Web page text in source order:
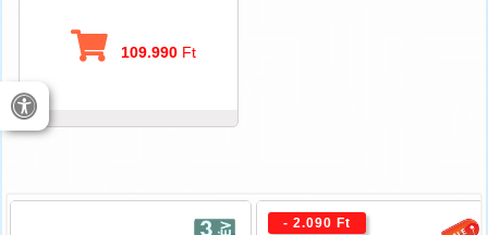
109.990 Ft
- 2.090 Ft